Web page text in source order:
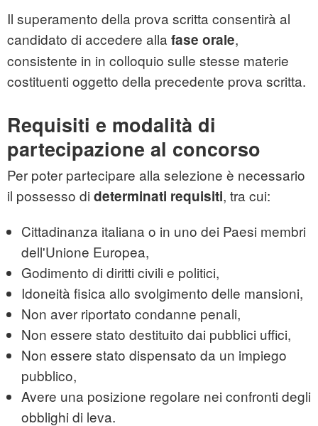
Il superamento della prova scritta consentirà al
candidato di accedere alla fase orale,
consistente in in colloquio sulle stesse materie
costituenti oggetto della precedente prova scritta.
Requisiti e modalità di
partecipazione al concorso
Per poter partecipare alla selezione è necessario
il possesso di determinati requisiti, tra cui:
Cittadinanza italiana o in uno dei Paesi membri
dell'Unione Europea,
Godimento di diritti civili e politici,
Idoneità fisica allo svolgimento delle mansioni,
Non aver riportato condanne penali,
Non essere stato destituito dai pubblici uffici,
Non essere stato dispensato da un impiego
pubblico,
Avere una posizione regolare nei confronti degli
obblighi di leva.